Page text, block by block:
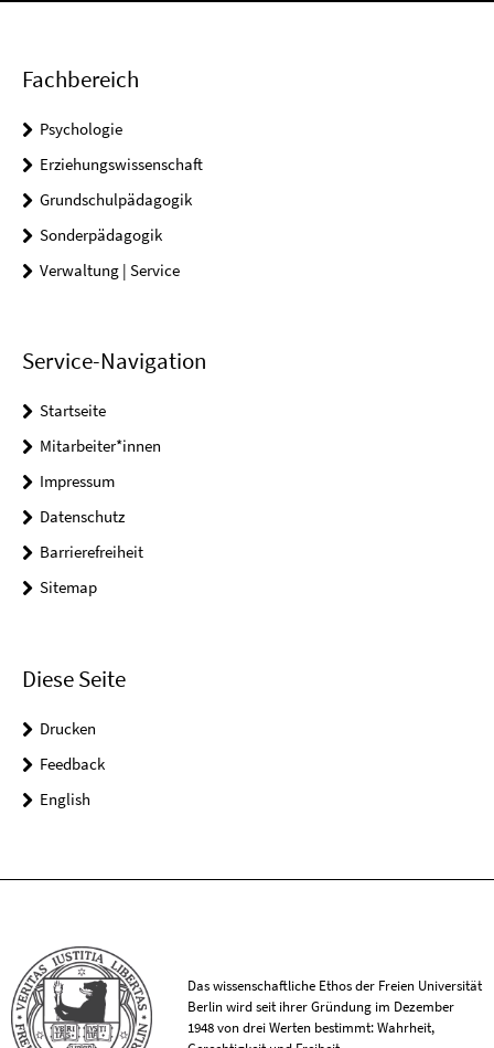
Fachbereich
Psychologie
Erziehungswissenschaft
Grundschulpädagogik
Sonderpädagogik
Verwaltung | Service
Service-Navigation
Startseite
Mitarbeiter*innen
Impressum
Datenschutz
Barrierefreiheit
Sitemap
Diese Seite
Drucken
Feedback
English
Das wissenschaftliche Ethos der Freien Universität
Berlin wird seit ihrer Gründung im Dezember
1948 von drei Werten bestimmt: Wahrheit,